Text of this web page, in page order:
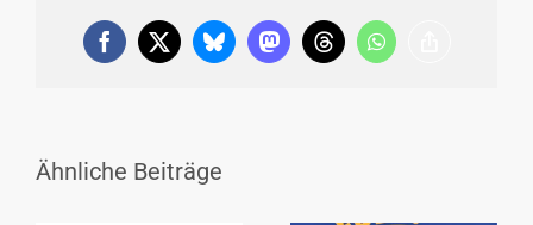
Facebook
X BlueskyMastodonThreadsWhatsApp
Ähnliche Beiträge